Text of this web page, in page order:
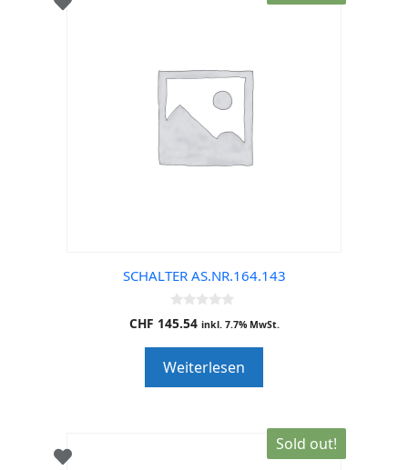
SCHALTER AS.NR.164.143
0
o
o
f
5
CHF 145.54 inkl. 7.7% MwSt.
Weiterlesen
Sold out!